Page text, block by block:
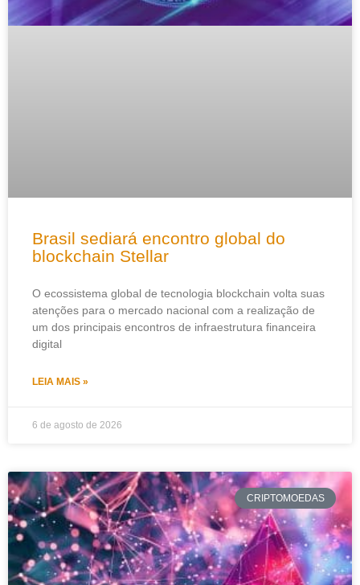
Brasil sediará encontro global do
blockchain Stellar
O ecossistema global de tecnologia blockchain volta suas
atenções para o mercado nacional com a realização de
um dos principais encontros de infraestrutura financeira
digital
LEIA MAIS »
6 de agosto de 2026
CRIPTOMOEDAS